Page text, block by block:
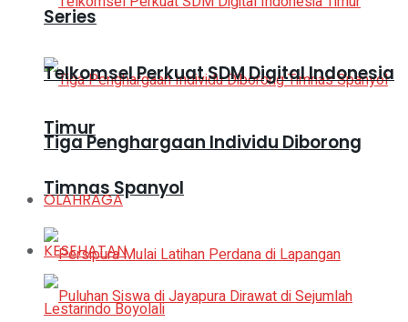
Series
Tiga Penghargaan Individu Diborong
Timnas Spanyol
KESEHATAN
Telkomsel Perkuat SDM Digital Indonesia
Timur
OLAHRAGA